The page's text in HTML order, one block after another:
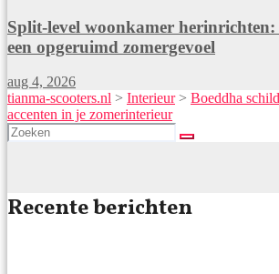
Split-level woonkamer
een opgeruimd zomergevoel
aug 4, 2026
tianma-scooters.nl > Interieur> Boeddha
accenten in je zomerinterieur
Recente berichten